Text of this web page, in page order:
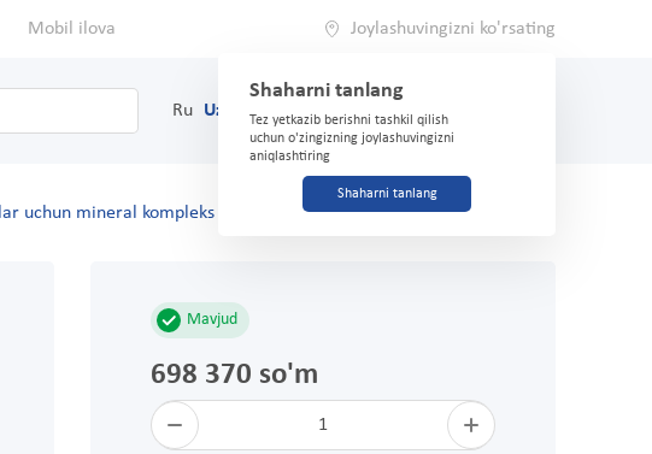
Mobil ilova Joylashuvingizni ko'rsating
Shaharni tanlang
Tez yetkazib berishni tashkil qilish
uchun o'zingizning joylashuvingizni
aniqlashtiring
Shaharni tanlang
Ru Uz (71) 200-03-03
uchun mineral kompleks No 60 stol.
Mavjud
698 370 so'm
1